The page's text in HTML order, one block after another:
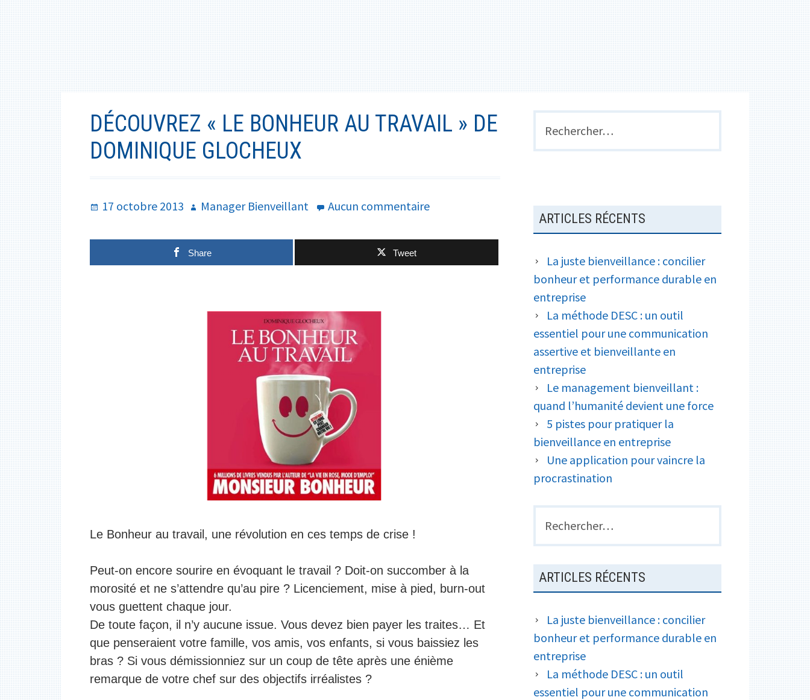
DÉCOUVREZ « LE BONHEUR AU TRAVAIL » DE
DOMINIQUE GLOCHEUX
Publié
17 octobre 2013 Auteur
Manager Bienveillant Aucun commentairesur
« Le
Share Tweet
Le Bonheur au travail, une révolution en ces temps de crise !
Peut-on encore sourire en évoquant le travail ? Doit-on succomber à la
morosité et ne s’attendre qu’au pire ? Licenciement, mise à pied, burn-out
vous guettent chaque jour.
De toute façon, il n’y aucune issue. Vous devez bien payer les traites… Et
que penseraient votre famille, vos amis, vos enfants, si vous baissiez les
bras ? Si vous démissionniez sur un coup de tête après une énième
remarque de votre chef sur des objectifs irréalistes ?
BARRE
LATÉRALE
ARTICLES RÉCENTS
La juste bienveillance : concilier
bonheur et performance durable en
entreprise
La méthode DESC : un outil
essentiel pour une communication
assertive et bienveillante en
entreprise
Le management bienveillant :
quand l’humanité devient une force
5 pistes pour pratiquer la
bienveillance en entreprise
Une application pour vaincre la
procrastination
ARTICLES RÉCENTS
La juste bienveillance : concilier
bonheur et performance durable en
entreprise
La méthode DESC : un outil
essentiel pour une communication